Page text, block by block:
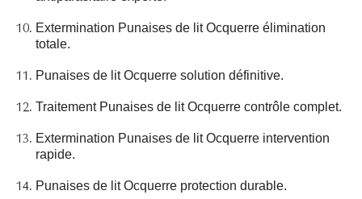
Extermination Punaises de lit Ocquerre élimination
totale.
Punaises de lit Ocquerre solution définitive.
Traitement Punaises de lit Ocquerre contrôle complet.
Extermination Punaises de lit Ocquerre intervention
rapide.
Punaises de lit Ocquerre protection durable.